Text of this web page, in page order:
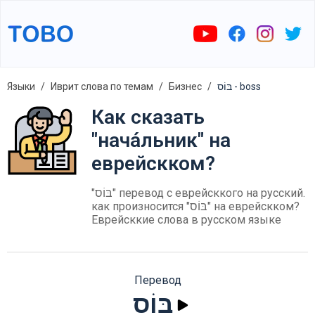
Языки Иврит слова по темам Бизнес בּוֹס - boss
Как сказать
"нача́льник" на
еврейскком?
"בּוֹס" перевод с еврейсккого на русский.
как произносится "בּוֹס" на еврейскком?
Еврейсккие слова в русском языке
Перевод
בּוֹס